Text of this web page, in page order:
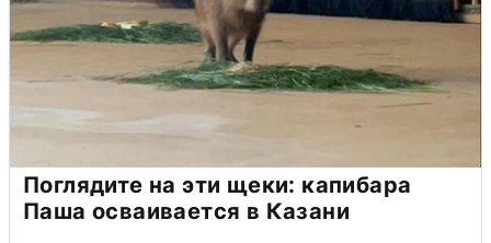
Поглядите на эти щеки: капибара
Паша осваивается в Казани